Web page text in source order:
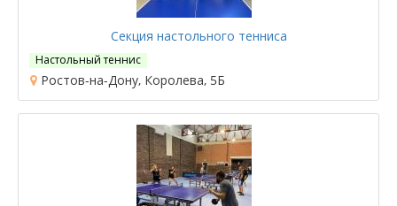
Секция настольного тенниса
Настольный теннис
Ростов-на-Дону, Королева, 5Б